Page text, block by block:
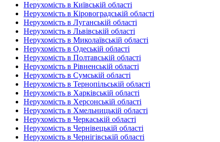
Нерухомість в Київській області
Нерухомість в Кіровоградській області
Нерухомість в Луганській області
Нерухомість в Львівській області
Нерухомість в Миколаївській області
Нерухомість в Одеській області
Нерухомість в Полтавській області
Нерухомість в Рівненській області
Нерухомість в Сумській області
Нерухомість в Тернопільській області
Нерухомість в Харківській області
Нерухомість в Херсонській області
Нерухомість в Хмельницькій області
Нерухомість в Черкаській області
Нерухомість в Чернівецькій області
Нерухомість в Чернігівській області